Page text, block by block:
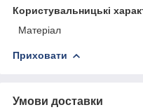
Користувальницькі
Матеріал
Приховати
Умови доставки